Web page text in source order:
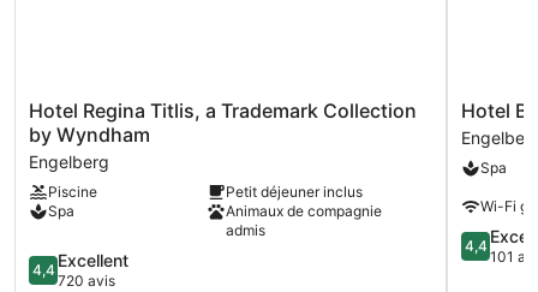
Hotel
Regina
Titlis,
a
Trademark
Collection
Wyndham
Engelberg
Hotel Regina Titlis, a Trademark Collection
by Wyndham
Engelberg
Piscine
Petit déjeuner inclus
Spa
Animaux de compagnie
admis
4.4
sur
4,4 Excellent
720 avis
Hotel
Bänklialp
Hotel
Spa
Wi-Fi
4.4
sur
4,4
101